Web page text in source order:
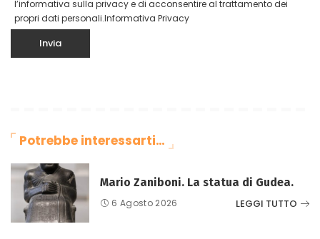
l’informativa sulla privacy e di acconsentire al trattamento dei
propri dati personali.Informativa Privacy
Potrebbe interessarti…
Mario Zaniboni. La statua di Gudea.
6 Agosto 2026 LEGGI TUTTO